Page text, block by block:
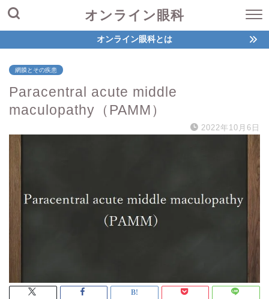
オンライン眼科
オンライン眼科とは
網膜とその疾患
Paracentral acute middle
maculopathy（PAMM）
2022年10月6日